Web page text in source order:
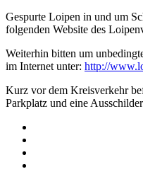
Gespurte Loipen in und um
folgenden Website des
Weiterhin bitten um
im Internet unter: http://
Kurz vor dem Kreisverkehr
Parkplatz und eine